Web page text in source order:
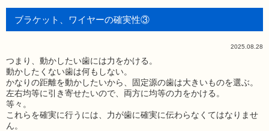
ブラケット、ワイヤーの確実性③
2025.08.28
つまり、動かしたい歯には力をかける。
動かしたくない歯は何もしない。
かなりの距離を動かしたいから、固定源の歯は大きいものを選ぶ。
左右均等に引き寄せたいので、両方に均等の力をかける。
等々。
これらを確実に行うには、力が歯に確実に伝わらなくてはなりませ
ん。